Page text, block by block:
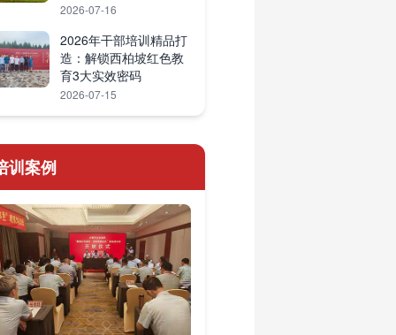
2026-07-16
2026年干部培训精品打
造：解锁西柏坡红色教
育3大实效密码
2026-07-15
训案例